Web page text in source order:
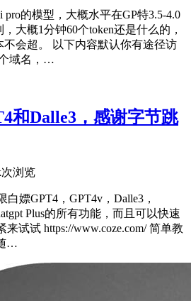
pro的模型，大概水平在GP特3.5-4.0
大概1分钟60个token还是什么的，
会超。 以下内容默认你有途径访
个域名，…
和Dalle3，感谢字节跳
浏览
嫖GPT4，GPT4v，Dalle3，
Plus的所有功能，而且可以快速
试试 https://www.coze.com/ 简单教
…